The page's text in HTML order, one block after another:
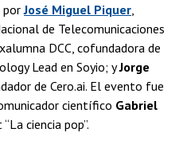
por José Miguel Piquer
de Telecomunicaciones
DCC, cofundadora de
Lead en Soyio; yJorge
de Cero.ai. El evento fue
científico Gabriel
ciencia pop”.